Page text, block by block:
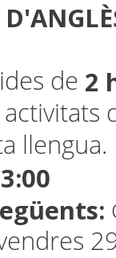
de 2
llengua.